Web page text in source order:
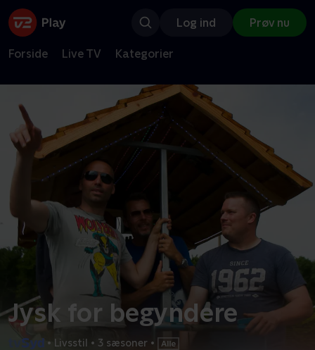
Log ind Prøv nu
Forside Live TV Kategorier
Jysk for begyndere
• Livsstil • 3 sæsoner •